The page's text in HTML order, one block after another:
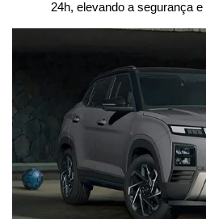
24h, elevando a segurança